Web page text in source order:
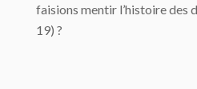
faisions mentir l’histoire des
19) ?